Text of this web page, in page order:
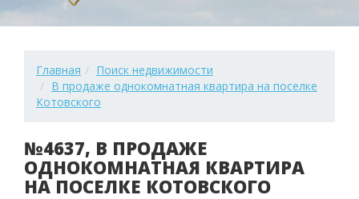
Главная
Поиск недвижимости
В продаже однокомнатная квартира на поселке
Котовского
№4637, В ПРОДАЖЕ
ОДНОКОМНАТНАЯ КВАРТИРА
НА ПОСЕЛКЕ КОТОВСКОГО